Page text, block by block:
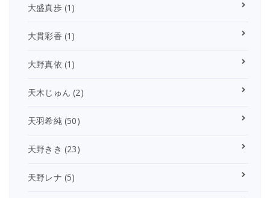
大盛真歩(1)
大貫彩香 (1)
大野真依 (1)
天木じゅん (2)
天羽希純(50)
天野きき (23)
天野レナ (5)